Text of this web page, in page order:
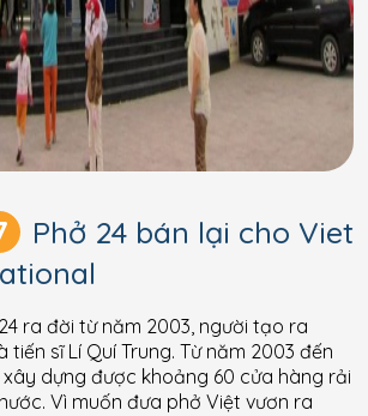
Phở 24 bán lại cho Viet
ra đời từ năm 2003, người tạo ra
tiến sĩ Lí Quí Trung. Từ năm 2003 đến
xây dựng được khoảng 60 cửa hàng rải
Vì muốn đưa phở Việt vươn ra